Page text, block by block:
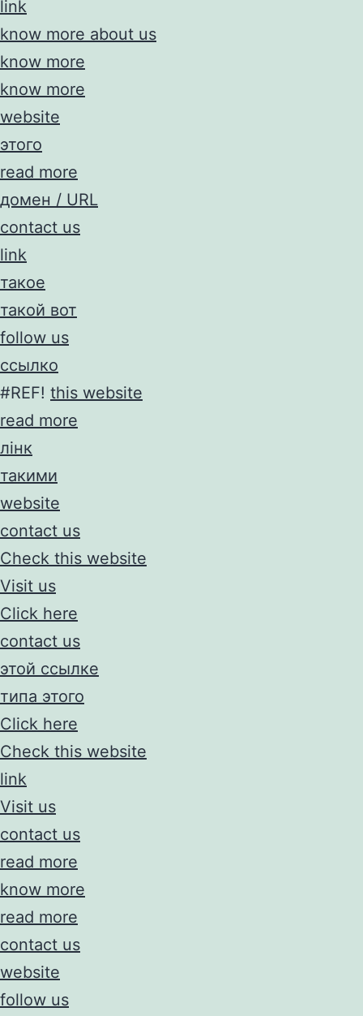
link
know more about us
know more
know more
website
этого
read more
домен / URL
contact us
link
такое
такой вот
follow us
ссылко
#REF! this website
read more
лінк
такими
website
contact us
Check this website
Visit us
Click here
contact us
этой ссылке
типа этого
Click here
Check this website
link
Visit us
contact us
read more
know more
read more
contact us
website
follow us